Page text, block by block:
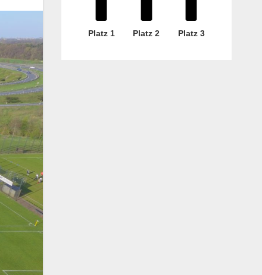
Platz 1 Platz 2 Platz 3